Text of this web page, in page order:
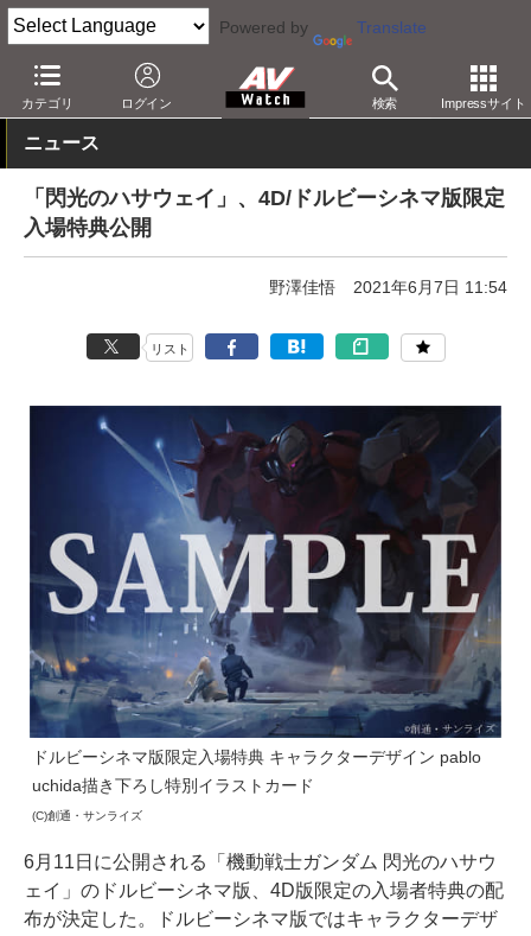
Powered by Translate
カテゴリ ログイン 検索 Impressサイト
AV Watch コンテンツ・サービス 映画 映画作品
ニュース
「閃光のハサウェイ」、4D/ドルビーシネマ版限定
入場特典公開
野澤佳悟 2021年6月7日 11:54
リスト
ドルビーシネマ版限定入場特典 キャラクターデザイン pablo
uchida描き下ろし特別イラストカード
(C)創通・サンライズ
6月11日に公開される「機動戦⼠ガンダム 閃光のハサウ
ェイ」のドルビーシネマ版、4D版限定の入場者特典の配
布が決定した。ドルビーシネマ版ではキャラクターデザ